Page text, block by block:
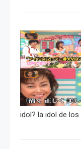
idol? la idol de